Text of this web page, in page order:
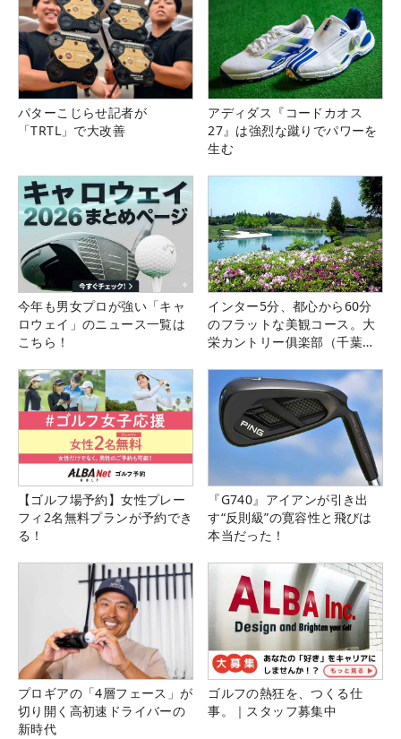
パターこじらせ記者が
「TRTL」で大改善
アディダス『コードカオス
27』は強烈な蹴りでパワーを
生む
今年も男女プロが強い「キャ
ロウェイ」のニュース一覧は
こちら！
インター5分、都心から60分
のフラットな美観コース。大
栄カントリー俱楽部（千葉
【ゴルフ場予約】女性プレー
フィ2名無料プランが予約でき
る！
『G740』アイアンが引き出
す“反則級”の寛容性と飛びは
本当だった！
プロギアの「4層フェース」が
切り開く高初速ドライバーの
新時代
ゴルフの熱狂を、つくる仕
事。｜スタッフ募集中